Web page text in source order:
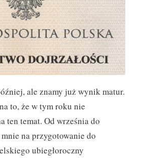
ale znamy już wynik matur.
to, że w tym roku nie
ten temat. Od września do
na przygotowanie do
ubiegłoroczny